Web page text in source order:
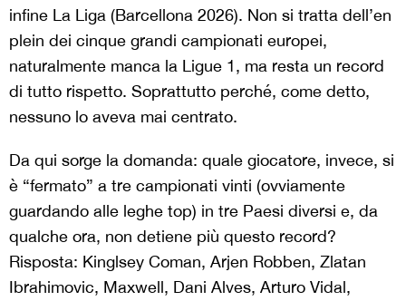
infine La Liga (Barcellona 2026). Non si tratta dell’en
plein dei cinque grandi campionati europei,
naturalmente manca la Ligue 1, ma resta un record
di tutto rispetto. Soprattutto perché, come detto,
nessuno lo aveva mai centrato.
Da qui sorge la domanda: quale giocatore, invece, si
è “fermato” a tre campionati vinti (ovviamente
guardando alle leghe top) in tre Paesi diversi e, da
qualche ora, non detiene più questo record?
Risposta: Kinglsey Coman, Arjen Robben, Zlatan
Ibrahimovic, Maxwell, Dani Alves, Arturo Vidal,